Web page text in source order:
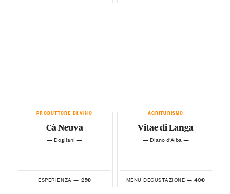
PRODUTTORE DI VINO
Cà Neuva
— Dogliani —
ESPERIENZA — 25€
AGRITURISMO
Vitae di Langa
— Diano d’Alba —
MENU DEGUSTAZIONE — 40€